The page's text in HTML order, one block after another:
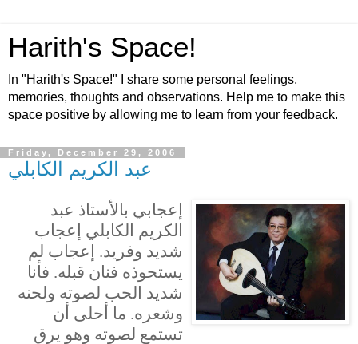
Harith's Space!
In "Harith's Space!" I share some personal feelings,
memories, thoughts and observations. Help me to make this
space positive by allowing me to learn from your feedback.
Friday, December 29, 2006
عبد الكريم الكابلي
إعجابي بالأستاذ عبد
الكريم الكابلي إعجاب
شديد وفريد. إعجاب لم
يستحوذه فنان قبله. فأنا
شديد الحب لصوته ولحنه
وشعره. ما أحلى أن
تستمع لصوته وهو يرق